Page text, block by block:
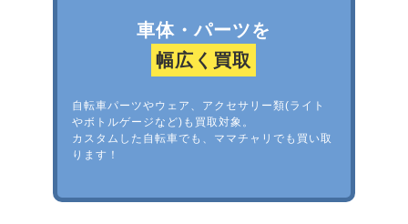
車体・パーツを
幅広く買取
自転車パーツやウェア、アクセサリー類(ライト
やボトルゲージなど)も買取対象。
カスタムした自転車でも、ママチャリでも買い取
ります！